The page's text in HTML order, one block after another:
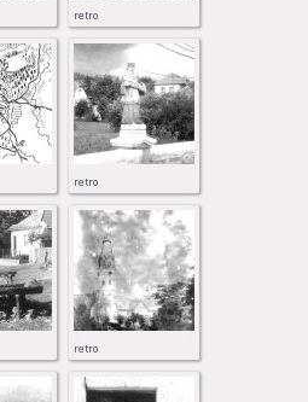
retro
retro
retro